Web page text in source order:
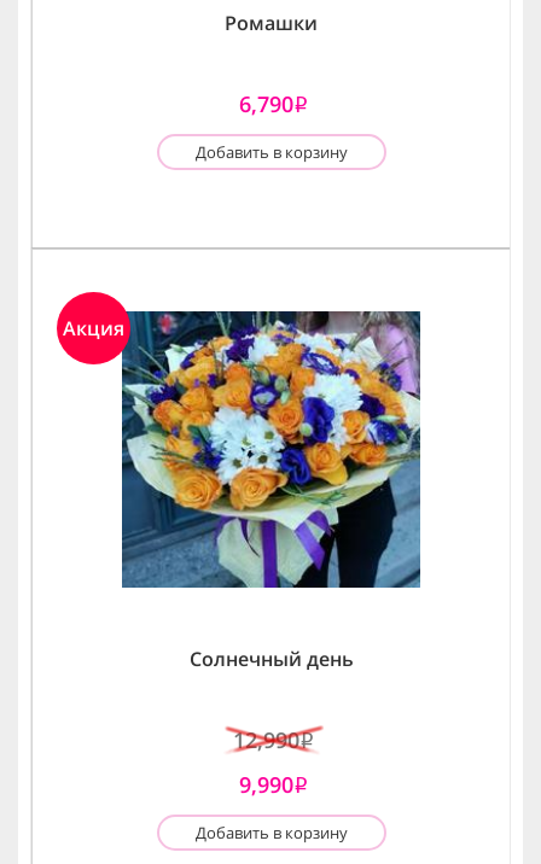
Ромашки
6,790i
Добавить в корзину
Акция
Солнечный день
12,990i
9,990i
Добавить в корзину